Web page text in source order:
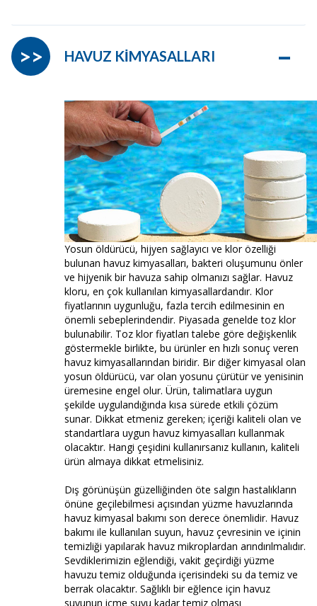
HAVUZ KİMYASALLARI –
>>
Yosun öldürücü, hijyen sağlayıcı ve klor özelliği
bulunan havuz kimyasalları, bakteri oluşumunu önler
ve hijyenik bir havuza sahip olmanızı sağlar. Havuz
kloru, en çok kullanılan kimyasallardandır. Klor
fiyatlarının uygunluğu, fazla tercih edilmesinin en
önemli sebeplerindendir. Piyasada genelde toz klor
bulunabilir. Toz klor fiyatları talebe göre değişkenlik
göstermekle birlikte, bu ürünler en hızlı sonuç veren
havuz kimyasallarından biridir. Bir diğer kimyasal olan
yosun öldürücü, var olan yosunu çürütür ve yenisinin
üremesine engel olur. Ürün, talimatlara uygun
şekilde uygulandığında kısa sürede etkili çözüm
sunar. Dikkat etmeniz gereken; içeriği kaliteli olan ve
standartlara uygun havuz kimyasalları kullanmak
olacaktır. Hangi çeşidini kullanırsanız kullanın, kaliteli
ürün almaya dikkat etmelisiniz.
Dış görünüşün güzelliğinden öte salgın hastalıkların
önüne geçilebilmesi açısından yüzme havuzlarında
havuz kimyasal bakımı son derece önemlidir. Havuz
bakımı ile kullanılan suyun, havuz çevresinin ve içinin
temizliği yapılarak havuz mikroplardan arındırılmalıdır.
Sevdiklerimizin eğlendiği, vakit geçirdiği yüzme
havuzu temiz olduğunda içerisindeki su da temiz ve
berrak olacaktır. Sağlıklı bir eğlence için havuz
suyunun içme suyu kadar temiz olması